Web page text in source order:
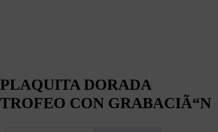
PLAQUITA DORADA
TROFEO CON GRABACIÃ“N